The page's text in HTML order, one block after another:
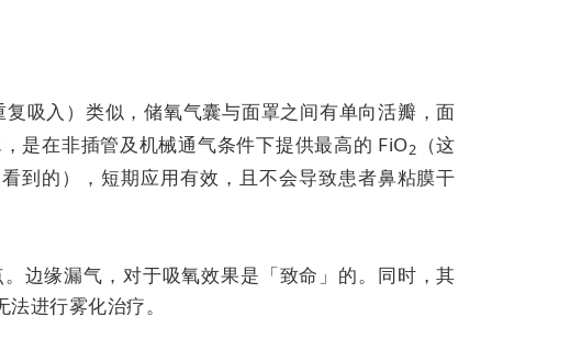
复吸入）类似，储氧气囊与面罩之间有单向活瓣，面
是在非插管及机械通气条件下提供最高的 FiO2
（这
到的），短期应用有效，且不会导致患者鼻粘膜干
边缘漏气，对于吸氧效果是「致命」的。同时，其
进行雾化治疗。